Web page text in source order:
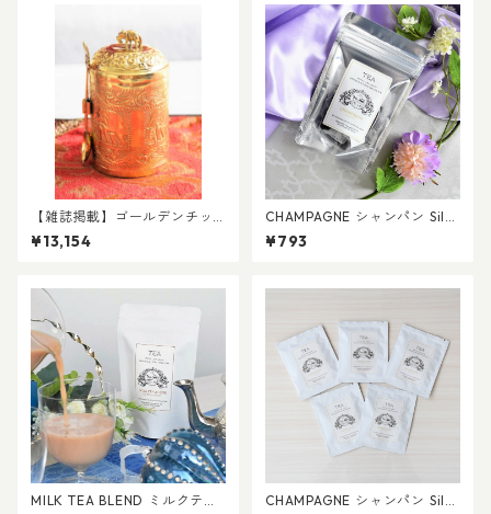
【雑誌掲載】ゴールデンチッ
プス（有機栽培茶葉１０
０％）リーフティー２０ｇ
¥13,154
CHAMPAGNE シャンパン Silv
er Label ティーバッグ６個入
【天然香料使用】
¥793
MILK TEA BLEND ミルクティ
CHAMPAGNE シャンパン Silv